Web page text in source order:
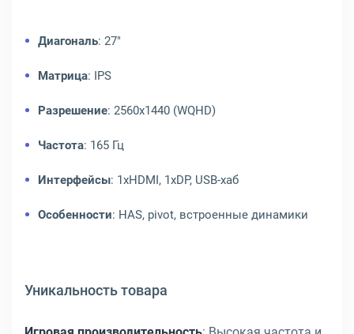
Диагональ: 27"
Матрица: IPS
Разрешение: 2560x1440 (WQHD)
Частота: 165 Гц
Интерфейсы: 1xHDMI, 1xDP, USB-хаб
Особенности: HAS, pivot, встроенные динамики
Уникальность товара